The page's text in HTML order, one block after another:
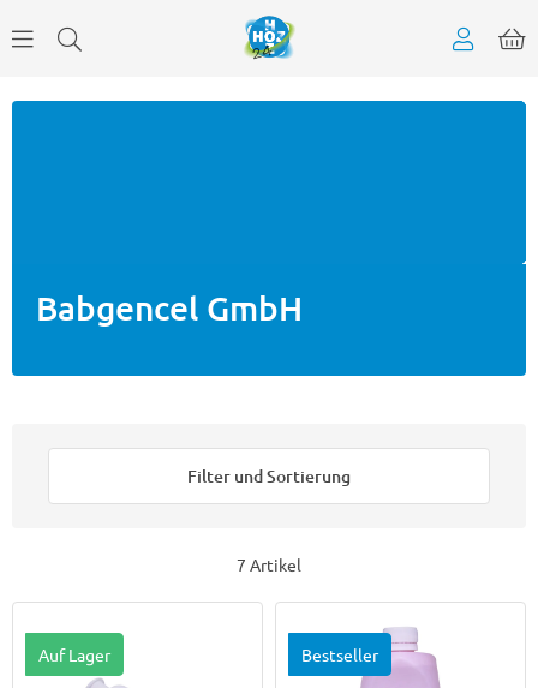
Babgencel GmbH
Filter und Sortierung
7 Artikel
Auf Lager Bestseller